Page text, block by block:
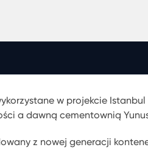
w projekcie
a dawną cementownią
z nowej generacji